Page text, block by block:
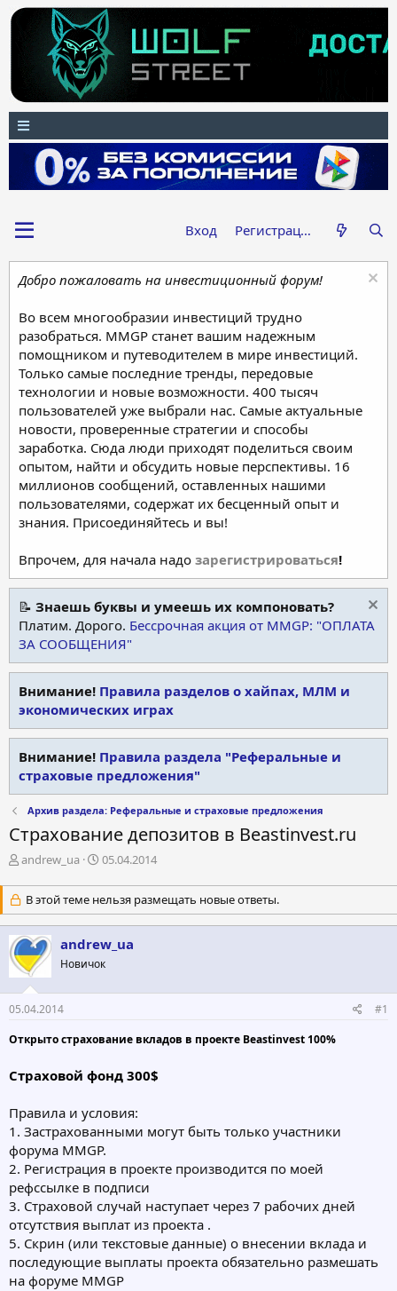
Вход Регистрация
Добро пожаловать на инвестиционный форум!
Во всем многообразии инвестиций трудно
разобраться. MMGP станет вашим надежным
помощником и путеводителем в мире инвестиций.
Только самые последние тренды, передовые
технологии и новые возможности. 400 тысяч
пользователей уже выбрали нас. Самые актуальные
новости, проверенные стратегии и способы
заработка. Сюда люди приходят поделиться своим
опытом, найти и обсудить новые перспективы. 16
миллионов сообщений, оставленных нашими
пользователями, содержат их бесценный опыт и
знания. Присоединяйтесь и вы!
Впрочем, для начала надо зарегистрироваться!
📝 Знаешь буквы и умеешь их компоновать?
Платим. Дорого. Бессрочная акция от MMGP: "ОПЛАТА
ЗА СООБЩЕНИЯ"
Внимание! Правила разделов о хайпах, МЛМ и
экономических играх
Внимание! Правила раздела "Реферальные и
страховые предложения"
Архив раздела: Реферальные и страховые предложения
Страхование депозитов в Веastinvest.ru
А
т
о
р
т
е
м
ы
andrew_ua
Д
т
а
н
а
ч
а
05.04.2014
В этой теме нельзя размещать новые ответы.
andrew_ua
Новичок
05.04.2014
#1
Открыто страхование вкладов в проекте Beastinvest 100%
Cтраховой фонд 300$
Правила и условия:
1. Застрахованными могут быть только участники
форума MMGP.
2. Регистрация в проекте производится по моей
рефссылке в подписи
3. Страховой случай наступает через 7 рабочих дней
отсутствия выплат из проекта .
5. Скрин (или текстовые данные) о внесении вклада и
последующие выплаты проекта обязательно размешать
на форумe MMGP